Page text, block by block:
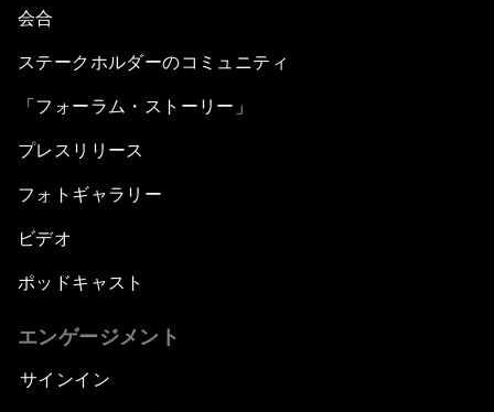
会合
ステークホルダーのコミュニティ
「フォーラム・ストーリー」
プレスリリース
フォトギャラリー
ビデオ
ポッドキャスト
エンゲージメント
サインイン